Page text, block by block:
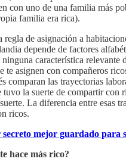
con uno de una familia más
familia era rica).
regla de asignación a
depende de factores
característica relevante
te asignen con compañeros
comparan las trayectorias
tuvo la suerte de compartir con
La diferencia entre esas
ricos.
mejor guardado para
hace más rico?